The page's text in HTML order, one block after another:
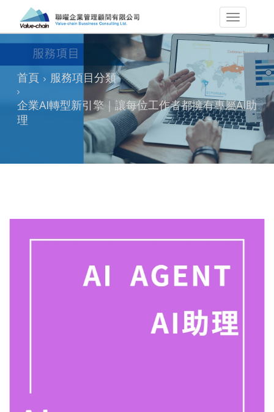
首頁
服務項目分類
企業AI轉型新引擎｜讓每位工作者都擁有專屬AI助
理